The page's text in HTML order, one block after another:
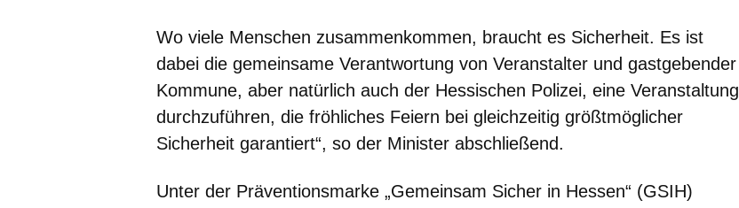
Wo viele Menschen zusammenkommen, braucht es Sicherheit. Es ist
dabei die gemeinsame Verantwortung von Veranstalter und gastgebender
Kommune, aber natürlich auch der Hessischen Polizei, eine Veranstaltung
durchzuführen, die fröhliches Feiern bei gleichzeitig größtmöglicher
Sicherheit garantiert“, so der Minister abschließend.
Unter der Präventionsmarke „Gemeinsam Sicher in Hessen“ (GSIH)